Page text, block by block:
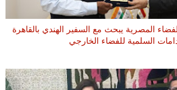
المصرية يبحث مع السفير الهندي بالقاهرة
السلمية للفضاء الخارجي